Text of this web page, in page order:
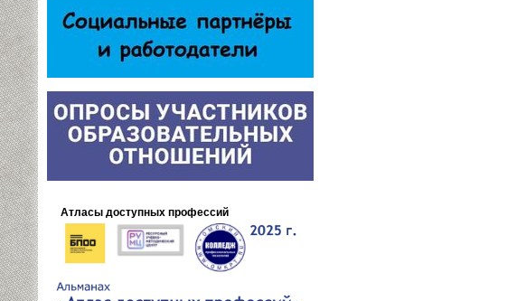
Атласы доступных профессий